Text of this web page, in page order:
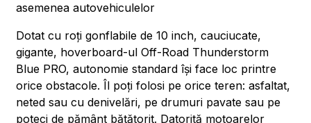
asemenea autovehiculelor
Dotat cu roți gonflabile de 10 inch, cauciucate,
gigante, hoverboard-ul Off-Road Thunderstorm
Blue PRO, autonomie standard își face loc printre
orice obstacole. Îl poți folosi pe orice teren: asfaltat,
neted sau cu denivelări, pe drumuri pavate sau pe
poteci de pământ bătătorit. Datorită motoarelor